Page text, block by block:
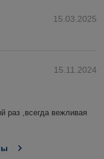
15.03.2025
15.11.2024
раз ,всегда вежливая